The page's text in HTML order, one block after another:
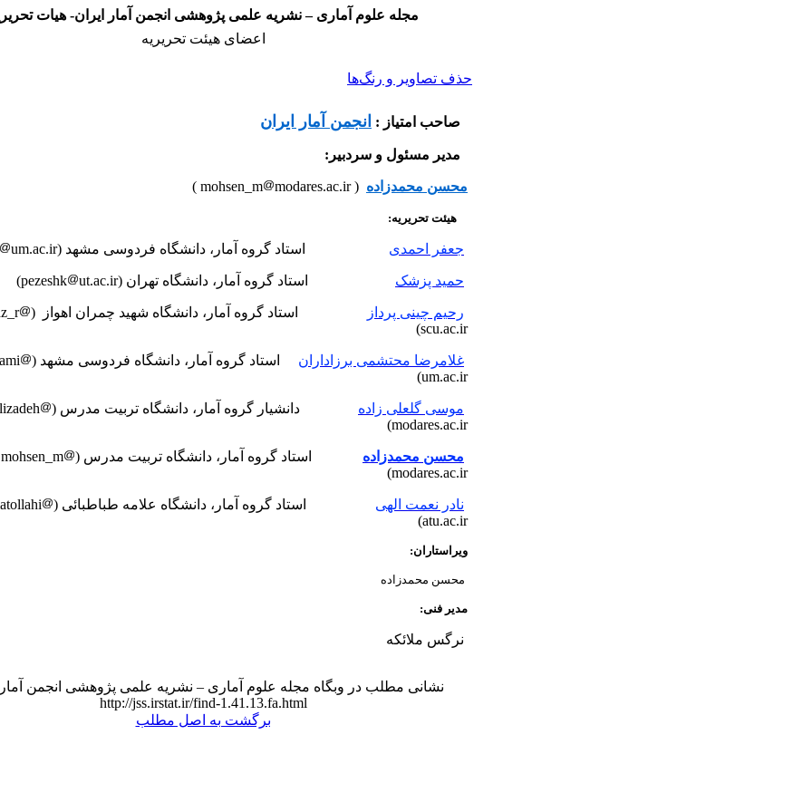
مجله علوم آماری – نشریه علمی پژوهشی انجمن آمار ایران- هیات
اعضای هیئت تحریریه
حذف تصاویر و رنگ‌ها
صاحب امتیاز : انجمن آمار ایران
مدیر مسئول و سردبیر:
محسن محمدزاده ( mohsen_m
modares.ac.ir )
هیئت تحریریه:
جعفر احمدی استاد گروه آمار، دانشگاه فردوسی مشهد (ahmadi-jum.ac.ir)
حمید پزشک استاد گروه آمار، دانشگاه تهران (pezeshkut.ac.ir)
رحیم چینی پرداز
استاد گروه آمار، دانشگاه شهید چمران اهواز (chinipardaz_r
scu.ac.ir)
غلامرضا محتشمی برزاداران
استاد گروه آمار، دانشگاه فردوسی مشهد (grmohtashami
um.ac.ir)
موسی گلعلی زاده
دانشیار گروه آمار، دانشگاه تربیت مدرس (golalizadeh
modares.ac.ir)
محسن محمدزاده استاد گروه آمار، دانشگاه تربیت مدرس (mohsen_m
modares.ac.ir)
نادر نعمت الهی استاد گروه آمار، دانشگاه علامه طباطبائی (nematollahi
atu.ac.ir)
ویراستاران:
محسن محمدزاده
مدیر فنی:
نرگس ملائکه
نشانی مطلب در وبگاه مجله علوم آماری – نشریه علمی پژوهشی انجمن آمار
http://jss.irstat.ir/find-1.41.13.fa.html
برگشت به اصل مطلب